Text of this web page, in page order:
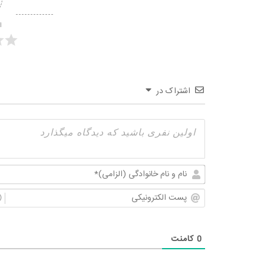
اشتراک در
0 کامنت